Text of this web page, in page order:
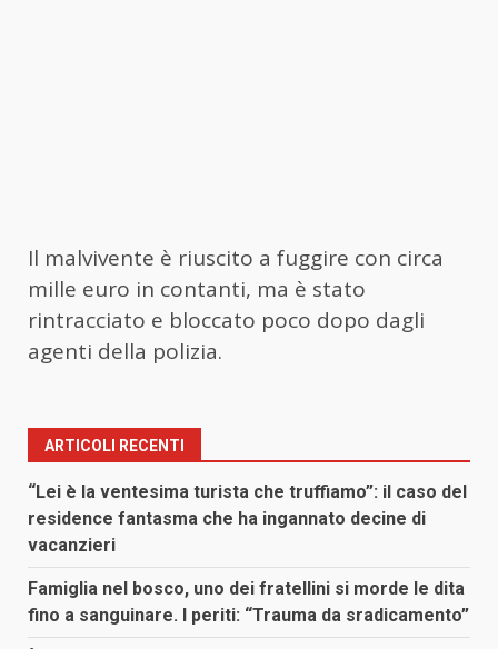
Il malvivente è riuscito a fuggire con circa
mille euro in contanti, ma è stato
rintracciato e bloccato poco dopo dagli
agenti della polizia.
ARTICOLI RECENTI
“Lei è la ventesima turista che truffiamo”: il caso del
residence fantasma che ha ingannato decine di
vacanzieri
Famiglia nel bosco, uno dei fratellini si morde le dita
fino a sanguinare. I periti: “Trauma da sradicamento”